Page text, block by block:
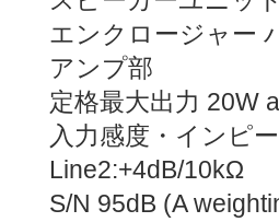
エンクロージャー
アンプ部
定格最大出力 20W
入力感度・インピ
Line2:+4dB/10kΩ
S/N 95dB (A